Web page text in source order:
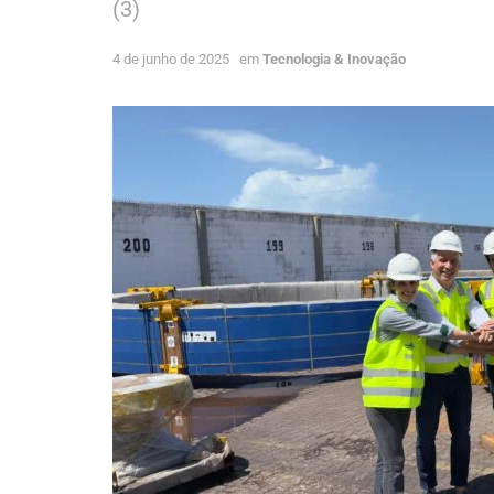
(3)
4 de junho de 2025 em Tecnologia & Inovação